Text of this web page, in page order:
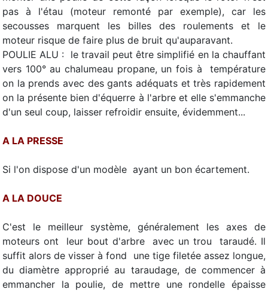
pas à l'étau (moteur remonté par exemple), car les
secousses marquent les billes des roulements et le
moteur risque de faire plus de bruit qu'auparavant.
POULIE ALU : le travail peut être simplifié en la chauffant
vers 100° au chalumeau propane, un fois à température
on la prends avec des gants adéquats et très rapidement
on la présente bien d'équerre à l'arbre et elle s'emmanche
d'un seul coup, laisser refroidir ensuite, évidemment...
A LA PRESSE
Si l'on dispose d'un modèle ayant un bon écartement.
A LA DOUCE
C'est le meilleur système, généralement les axes de
moteurs ont leur bout d'arbre avec un trou taraudé. Il
suffit alors de visser à fond une tige filetée assez longue,
du diamètre approprié au taraudage, de commencer à
emmancher la poulie, de mettre une rondelle épaisse